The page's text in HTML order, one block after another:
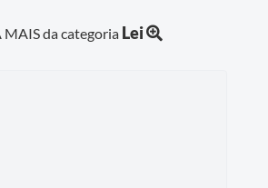
MAIS da categoria Lei